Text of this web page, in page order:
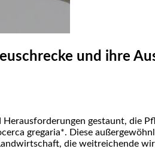
und ihre
gestaunt, die
gregaria*. Diese
die weitreichende⁣